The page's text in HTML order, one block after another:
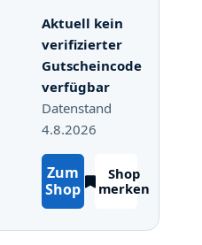
Aktuell kein
verifizierter
Gutscheincode
verfügbar
Datenstand
4.8.2026
Zum
Shop
Shop
merken